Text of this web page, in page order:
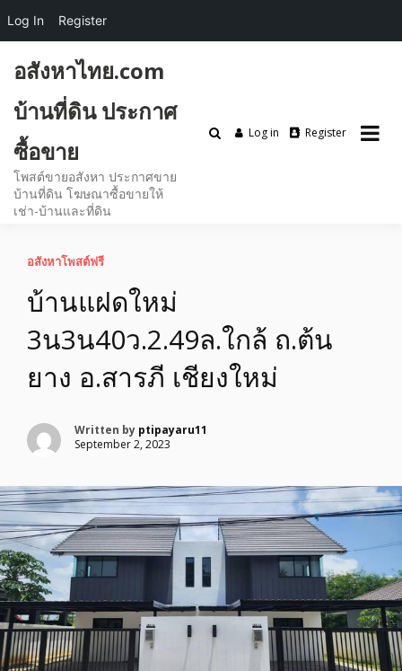
content
อสังหาไทย.com
บ้านที่ดิน ประกาศ
ซื้อขาย
โพสต์ขายอสังหา ประกาศขาย
บ้านที่ดิน โฆษณาซื้อขายให้
เช่า-บ้านและที่ดิน
Log in Register
อสังหาโพสต์ฟรี
บ้านแฝดใหม่
3น3น40ว.2.49ล.ใกล้ ถ.ต้น
ยาง อ.สารภี เชียงใหม่
Written by ptipayaru11
September 2, 2023
Log In Register